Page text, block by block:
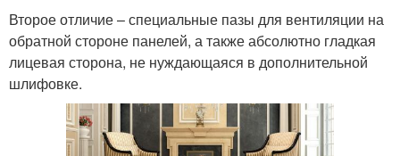
Второе отличие – специальные пазы для вентиляции на
обратной стороне панелей, а также абсолютно гладкая
лицевая сторона, не нуждающаяся в дополнительной
шлифовке.